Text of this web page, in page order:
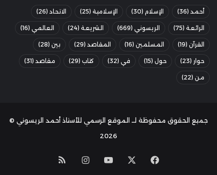
أحمد (36) الإسلام (30) الإسلامية (25) الاتحاد (26)
الرائعة (75) الريسوني (669) الشريعة (24) العالمي (16)
القرآن (19) المسلمين (16) المقاصد (29) بين (28)
حوار (23) حول (15) في (32) كتاب (29) مقاصد (31)
من (22)
جميع الحقوق محفوظة لــ الموقع الرسمي للأستاذ أحمد الريسوني ©
2026
فيسبوك ‫YouTubeانستقرامملخص